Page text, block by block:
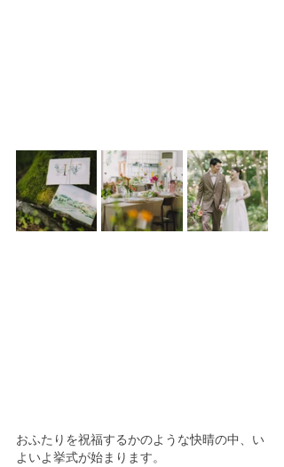
おふたりを祝福するかのような快晴の中、い
よいよ挙式が始まります。